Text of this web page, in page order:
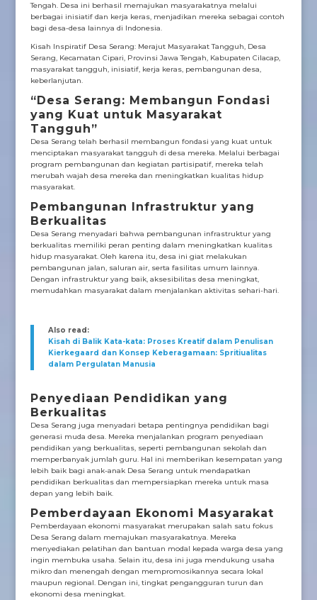
Tengah. Desa ini berhasil memajukan masyarakatnya melalui
berbagai inisiatif dan kerja keras, menjadikan mereka sebagai contoh
bagi desa-desa lainnya di Indonesia.
Kisah Inspiratif Desa Serang: Merajut Masyarakat Tangguh, Desa
Serang, Kecamatan Cipari, Provinsi Jawa Tengah, Kabupaten Cilacap,
masyarakat tangguh, inisiatif, kerja keras, pembangunan desa,
keberlanjutan.
“Desa Serang: Membangun Fondasi
yang Kuat untuk Masyarakat
Tangguh”
Desa Serang telah berhasil membangun fondasi yang kuat untuk
menciptakan masyarakat tangguh di desa mereka. Melalui berbagai
program pembangunan dan kegiatan partisipatif, mereka telah
merubah wajah desa mereka dan meningkatkan kualitas hidup
masyarakat.
Pembangunan Infrastruktur yang
Berkualitas
Desa Serang menyadari bahwa pembangunan infrastruktur yang
berkualitas memiliki peran penting dalam meningkatkan kualitas
hidup masyarakat. Oleh karena itu, desa ini giat melakukan
pembangunan jalan, saluran air, serta fasilitas umum lainnya.
Dengan infrastruktur yang baik, aksesibilitas desa meningkat,
memudahkan masyarakat dalam menjalankan aktivitas sehari-hari.
Also read:
Kisah di Balik Kata-kata: Proses Kreatif dalam Penulisan
Kierkegaard dan Konsep Keberagamaan: Spritiualitas
dalam Pergulatan Manusia
Penyediaan Pendidikan yang
Berkualitas
Desa Serang juga menyadari betapa pentingnya pendidikan bagi
generasi muda desa. Mereka menjalankan program penyediaan
pendidikan yang berkualitas, seperti pembangunan sekolah dan
memperbanyak jumlah guru. Hal ini memberikan kesempatan yang
lebih baik bagi anak-anak Desa Serang untuk mendapatkan
pendidikan berkualitas dan mempersiapkan mereka untuk masa
depan yang lebih baik.
Pemberdayaan Ekonomi Masyarakat
Pemberdayaan ekonomi masyarakat merupakan salah satu fokus
Desa Serang dalam memajukan masyarakatnya. Mereka
menyediakan pelatihan dan bantuan modal kepada warga desa yang
ingin membuka usaha. Selain itu, desa ini juga mendukung usaha
mikro dan menengah dengan mempromosikannya secara lokal
maupun regional. Dengan ini, tingkat pengangguran turun dan
ekonomi desa meningkat.